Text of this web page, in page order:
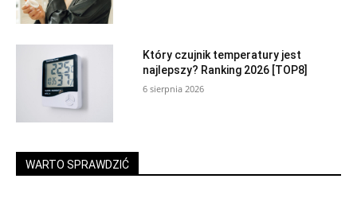
Który czujnik temperatury jest
najlepszy? Ranking 2026 [TOP8]
6 sierpnia 2026
WARTO SPRAWDZIĆ